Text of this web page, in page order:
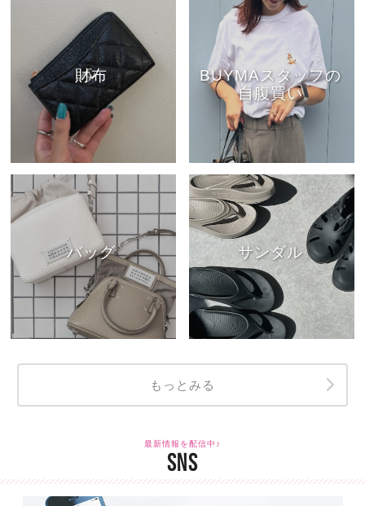
財布
BUYMAスタッフの
自腹買い
バッグ サンダル
もっとみる
最新情報を配信中♪
SNS